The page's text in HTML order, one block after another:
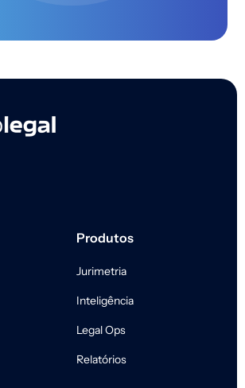
Produtos
Jurimetria
Inteligência
Legal Ops
Relatórios